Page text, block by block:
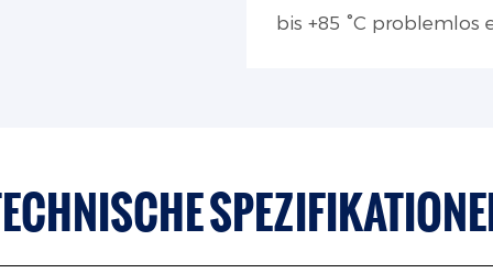
bis +85 °C problemlos